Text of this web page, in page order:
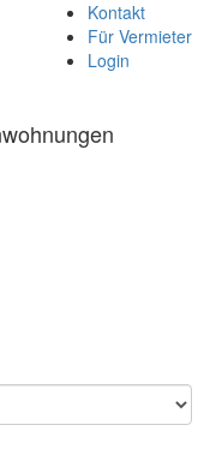
Kontakt
Für Vermieter
Login